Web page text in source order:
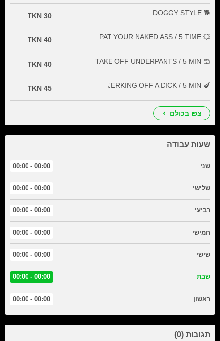
🐕 DOGGY STYLE
30 TKN
💥 PAT YOUR NAKED ASS / 5 TIME
40 TKN
🩳 TAKE OFF UNDERPANTS / 5 MIN
40 TKN
🍆 JERKING OFF A DICK / 5 MIN
45 TKN
צפו בכולם
שעות עבודה
שני 00:00 - 00:00
שלישי 00:00 - 00:00
רביעי 00:00 - 00:00
חמישי 00:00 - 00:00
שישי 00:00 - 00:00
שבת 00:00 - 00:00
ראשון 00:00 - 00:00
תגובות (0)